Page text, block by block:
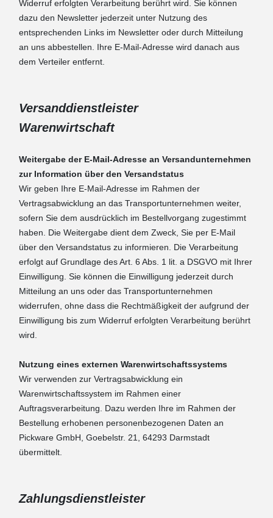
Widerruf erfolgten Verarbeitung berührt wird. Sie können
dazu den Newsletter jederzeit unter Nutzung des
entsprechenden Links im Newsletter oder durch Mitteilung
an uns abbestellen. Ihre E-Mail-Adresse wird danach aus
dem Verteiler entfernt.
Versanddienstleister
Warenwirtschaft
Weitergabe der E-Mail-Adresse an Versandunternehmen
zur Information über den Versandstatus
Wir geben Ihre E-Mail-Adresse im Rahmen der
Vertragsabwicklung an das Transportunternehmen weiter,
sofern Sie dem ausdrücklich im Bestellvorgang zugestimmt
haben. Die Weitergabe dient dem Zweck, Sie per E-Mail
über den Versandstatus zu informieren. Die Verarbeitung
erfolgt auf Grundlage des Art. 6 Abs. 1 lit. a DSGVO mit Ihrer
Einwilligung. Sie können die Einwilligung jederzeit durch
Mitteilung an uns oder das Transportunternehmen
widerrufen, ohne dass die Rechtmäßigkeit der aufgrund der
Einwilligung bis zum Widerruf erfolgten Verarbeitung berührt
wird.
Nutzung eines externen Warenwirtschaftssystems
Wir verwenden zur Vertragsabwicklung ein
Warenwirtschaftssystem im Rahmen einer
Auftragsverarbeitung. Dazu werden Ihre im Rahmen der
Bestellung erhobenen personenbezogenen Daten an
Pickware GmbH, Goebelstr. 21, 64293 Darmstadt
übermittelt.
Zahlungsdienstleister